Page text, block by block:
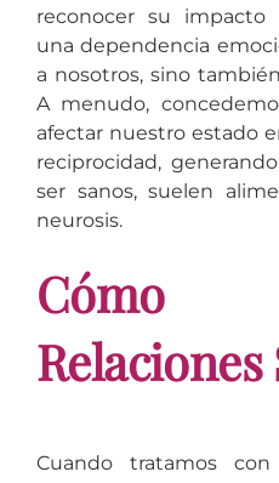
reconocer su impacto
una dependencia
a nosotros, sino
A menudo,
afectar nuestro estado
reciprocidad,
ser sanos, suelen
neurosis.
Cómo
Relaciones
Cuando tratamos